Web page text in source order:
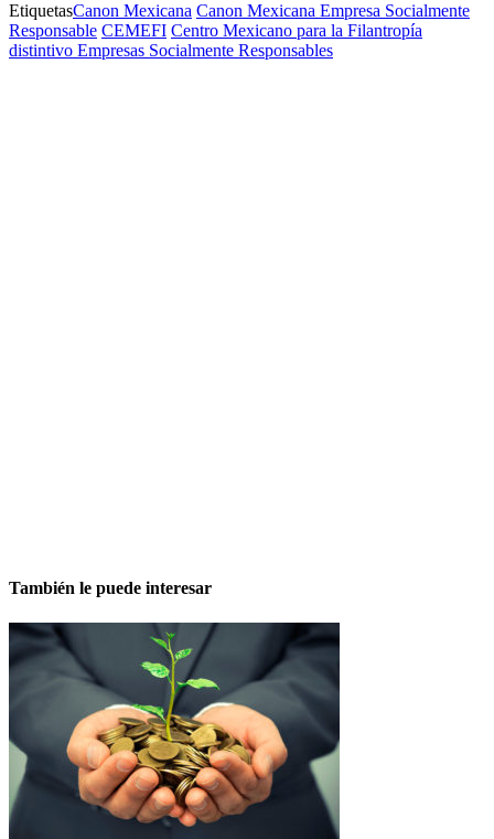
EtiquetasCanon Mexicana Canon Mexicana Empresa Socialmente
Responsable CEMEFI Centro Mexicano para la Filantropía
distintivo Empresas Socialmente Responsables
También le puede interesar